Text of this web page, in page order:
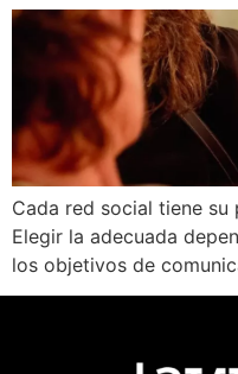
Cada red social tiene
Elegir la adecuada
los objetivos de